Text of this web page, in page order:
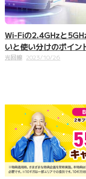
Wi-Fiの2.4GHzと
いと使い分けのポイン
光回線 2023/10/26